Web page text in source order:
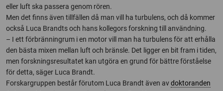
eller luft ska passera genom rören.
Men det finns även tillfällen då man vill ha turbulens, och då kommer
också Luca Brandts och hans kollegors forskning till användning.
– I ett förbränningrum i en motor vill man ha turbulens för att erhålla
den bästa mixen mellan luft och bränsle. Det ligger en bit fram i tiden,
men forskningsresultatet kan utgöra en grund för bättre förståelse
för detta, säger Luca Brandt.
Forskargruppen består förutom Luca Brandt även avdoktoranden